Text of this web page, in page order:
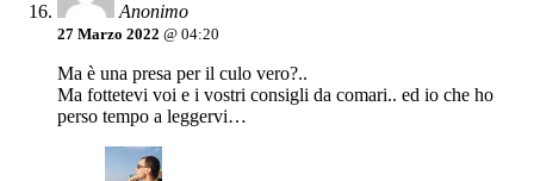
Anonimo
27 Marzo 2022 @ 04:20
Ma è una presa per il culo vero?..
Ma fottetevi voi e i vostri consigli da comari.. ed io che ho
perso tempo a leggervi…